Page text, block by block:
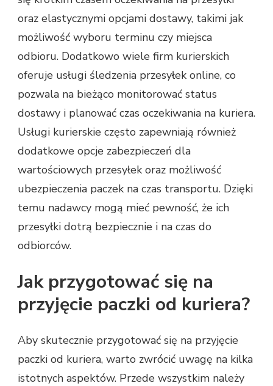
oraz elastycznymi opcjami dostawy, takimi jak
możliwość wyboru terminu czy miejsca
odbioru. Dodatkowo wiele firm kurierskich
oferuje usługi śledzenia przesyłek online, co
pozwala na bieżąco monitorować status
dostawy i planować czas oczekiwania na kuriera.
Usługi kurierskie często zapewniają również
dodatkowe opcje zabezpieczeń dla
wartościowych przesyłek oraz możliwość
ubezpieczenia paczek na czas transportu. Dzięki
temu nadawcy mogą mieć pewność, że ich
przesyłki dotrą bezpiecznie i na czas do
odbiorców.
Jak przygotować się na
przyjęcie paczki od kuriera?
Aby skutecznie przygotować się na przyjęcie
paczki od kuriera, warto zwrócić uwagę na kilka
istotnych aspektów. Przede wszystkim należy